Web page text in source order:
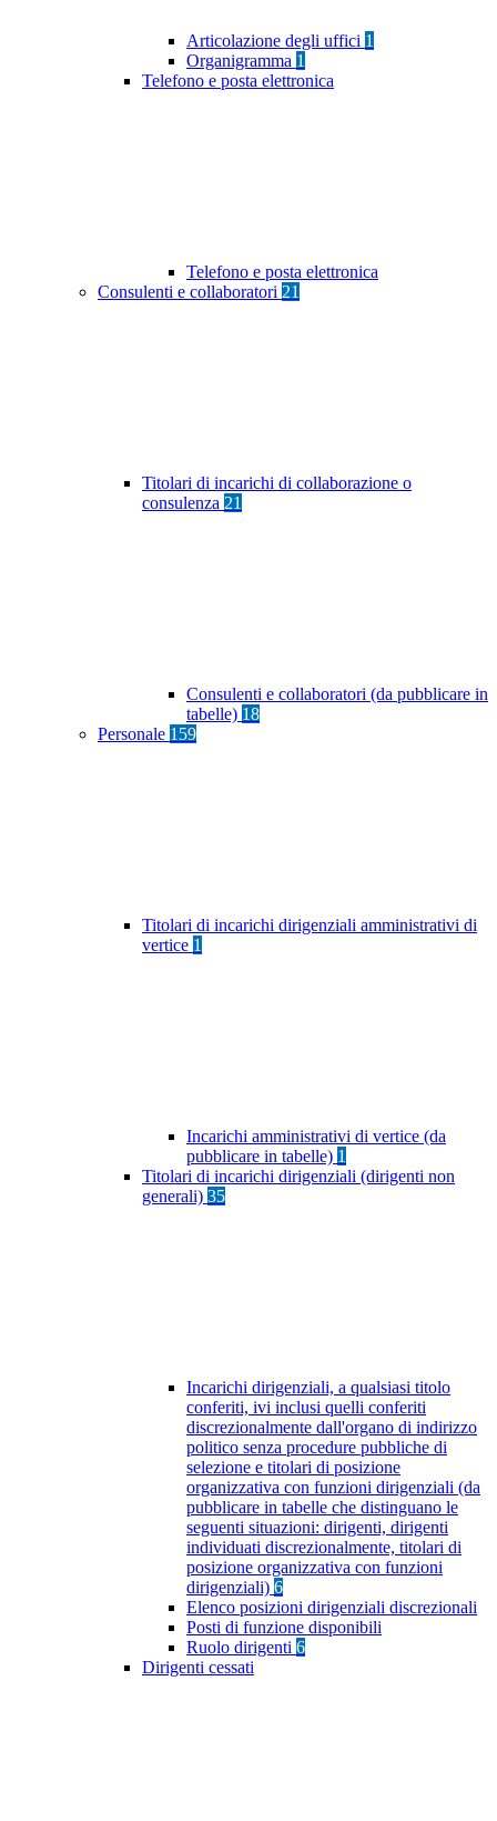
Articolazione degli uffici 1
Organigramma 1
Telefono e posta elettronica
Telefono e posta elettronica
Consulenti e collaboratori 21
Titolari di incarichi di collaborazione o
consulenza 21
Consulenti e collaboratori (da pubblicare in
tabelle) 18
Personale 159
Titolari di incarichi dirigenziali amministrativi di
vertice 1
Incarichi amministrativi di vertice (da
pubblicare in tabelle) 1
Titolari di incarichi dirigenziali (dirigenti non
generali) 35
Incarichi dirigenziali, a qualsiasi titolo
conferiti, ivi inclusi quelli conferiti
discrezionalmente dall'organo di indirizzo
politico senza procedure pubbliche di
selezione e titolari di posizione
organizzativa con funzioni dirigenziali (da
pubblicare in tabelle che distinguano le
seguenti situazioni: dirigenti, dirigenti
individuati discrezionalmente, titolari di
posizione organizzativa con funzioni
dirigenziali) 6
Elenco posizioni dirigenziali discrezionali
Posti di funzione disponibili
Ruolo dirigenti 6
Dirigenti cessati